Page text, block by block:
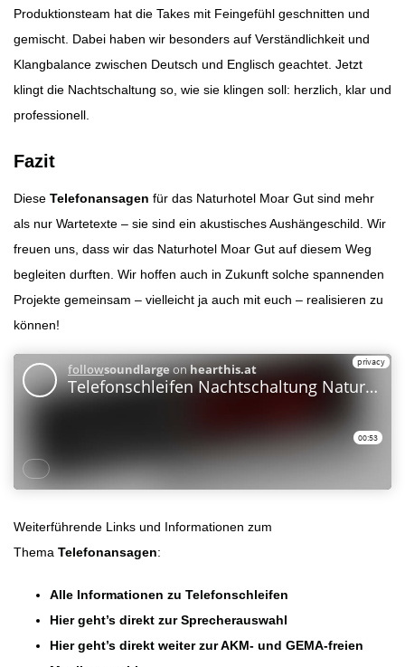
Produktionsteam hat die Takes mit Feingefühl geschnitten und
gemischt. Dabei haben wir besonders auf Verständlichkeit und
Klangbalance zwischen Deutsch und Englisch geachtet. Jetzt
klingt die Nachtschaltung so, wie sie klingen soll: herzlich, klar und
professionell.
Fazit
Diese Telefonansagen für das Naturhotel Moar Gut sind mehr
als nur Wartetexte – sie sind ein akustisches Aushängeschild. Wir
freuen uns, dass wir das Naturhotel Moar Gut auf diesem Weg
begleiten durften. Wir hoffen auch in Zukunft solche spannenden
Projekte gemeinsam – vielleicht ja auch mit euch – realisieren zu
können!
Weiterführende Links und Informationen zum
Thema Telefonansagen:
Alle Informationen zu Telefonschleifen
Hier geht’s direkt zur Sprecherauswahl
Hier geht’s direkt weiter zur AKM- und GEMA-freien